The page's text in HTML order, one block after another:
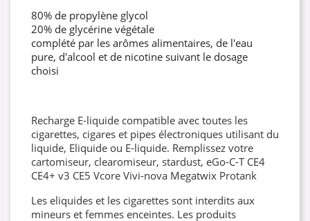
80% de propylène glycol
20% de glycérine végétale
complété par les arômes alimentaires, de l'eau
pure, d'alcool et de nicotine suivant le dosage
choisi
Recharge E-liquide compatible avec toutes les
cigarettes, cigares et pipes électroniques utilisant du
liquide, Eliquide ou E-liquide. Remplissez votre
cartomiseur, clearomiseur, stardust, eGo-C-T CE4
CE4+ v3 CE5 Vcore Vivi-nova Megatwix Protank
Les eliquides et les cigarettes sont interdits aux
mineurs et femmes enceintes. Les produits